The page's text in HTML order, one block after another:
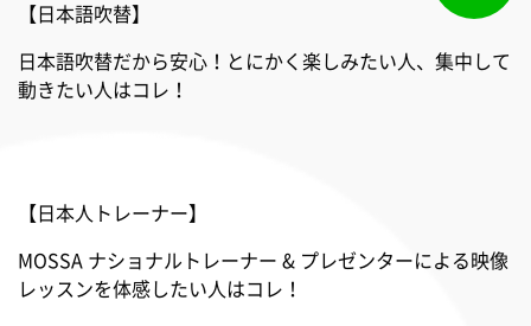
【日本語吹替】
日本語吹替だから安心！とにかく楽しみたい人、集中して
動きたい人はコレ！
【日本人トレーナー】
MOSSA ナショナルトレーナー & プレゼンターによる映像
レッスンを体感したい人はコレ！